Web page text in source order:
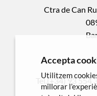
Ctra de Can
Tel.(+34) 93 554
Accepta
Utilitzem
millorar